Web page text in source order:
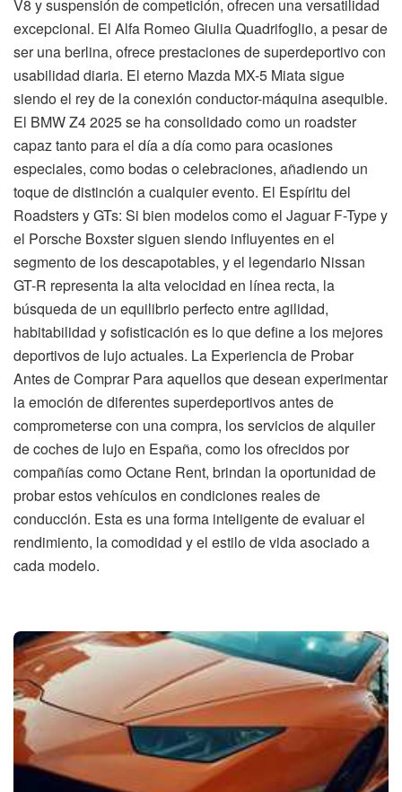
V8 y suspensión de competición, ofrecen una versatilidad
excepcional. El Alfa Romeo Giulia Quadrifoglio, a pesar de
ser una berlina, ofrece prestaciones de superdeportivo con
usabilidad diaria. El eterno Mazda MX-5 Miata sigue
siendo el rey de la conexión conductor-máquina asequible.
El BMW Z4 2025 se ha consolidado como un roadster
capaz tanto para el día a día como para ocasiones
especiales, como bodas o celebraciones, añadiendo un
toque de distinción a cualquier evento. El Espíritu del
Roadsters y GTs: Si bien modelos como el Jaguar F-Type y
el Porsche Boxster siguen siendo influyentes en el
segmento de los descapotables, y el legendario Nissan
GT-R representa la alta velocidad en línea recta, la
búsqueda de un equilibrio perfecto entre agilidad,
habitabilidad y sofisticación es lo que define a los mejores
deportivos de lujo actuales. La Experiencia de Probar
Antes de Comprar Para aquellos que desean experimentar
la emoción de diferentes superdeportivos antes de
comprometerse con una compra, los servicios de alquiler
de coches de lujo en España, como los ofrecidos por
compañías como Octane Rent, brindan la oportunidad de
probar estos vehículos en condiciones reales de
conducción. Esta es una forma inteligente de evaluar el
rendimiento, la comodidad y el estilo de vida asociado a
cada modelo.